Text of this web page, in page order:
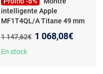
intelligente Apple
MF1T4QL/A Titane 49 mm
Ancien prix :
1 147,62€ Nouveau prix :
1 068,08€
En stock